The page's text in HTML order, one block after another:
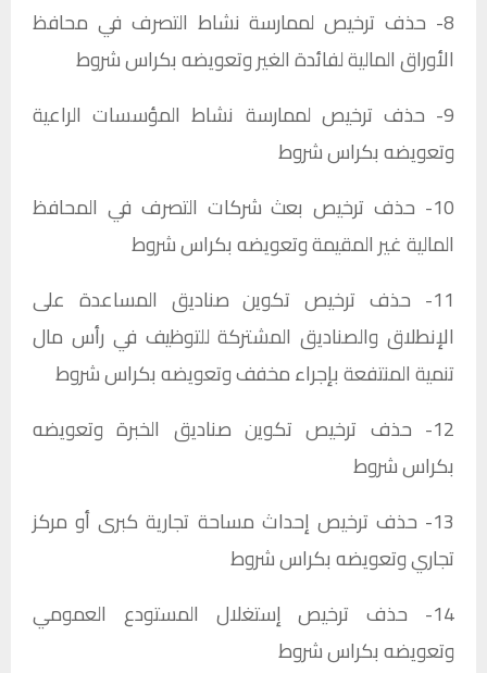
8- حذف ترخيص لممارسة نشاط التصرف في محافظ
الأوراق المالية لفائدة الغير وتعويضه بكراس شروط​
9- حذف ترخيص لممارسة نشاط المؤسسات الراعية
وتعويضه بكراس شروط​
10- حذف ترخيص بعث شركات التصرف في المحافظ
المالية غير المقيمة وتعويضه بكراس شروط​
11- حذف ترخيص تكوين صناديق المساعدة على
الإنطلاق والصناديق المشتركة للتوظيف في رأس مال
تنمية المنتفعة بإجراء مخفف وتعويضه بكراس شروط​
12- حذف ترخيص تكوين صناديق الخبرة وتعويضه
بكراس شروط​
13- حذف ترخيص إحداث مساحة تجارية كبرى أو مركز
تجاري وتعويضه بكراس شروط​
14- حذف ترخيص إستغلال المستودع العمومي
وتعويضه بكراس شروط​